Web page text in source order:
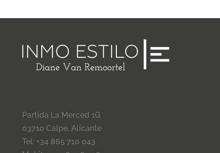
Partida La Merced 1G
03710 Calpe, Alicante
Tel: +34 865 710 043